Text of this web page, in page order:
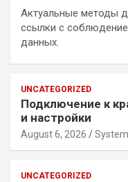
Актуальные методы
ссылки с
данных.
UNCATEGORIZED
Подключение к
и настройки
August 6, 2026
UNCATEGORIZED